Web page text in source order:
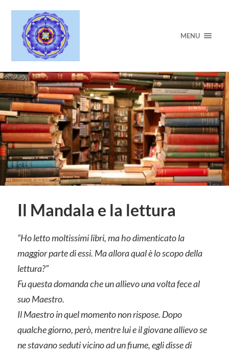
MENU
Il Mandala e la lettura
“Ho letto moltissimi libri, ma ho dimenticato la
maggior parte di essi. Ma allora qual è lo scopo della
lettura?”
Fu questa domanda che un allievo una volta fece al
suo Maestro.
Il Maestro in quel momento non rispose. Dopo
qualche giorno, però, mentre lui e il giovane allievo se
ne stavano seduti vicino ad un fiume, egli disse di